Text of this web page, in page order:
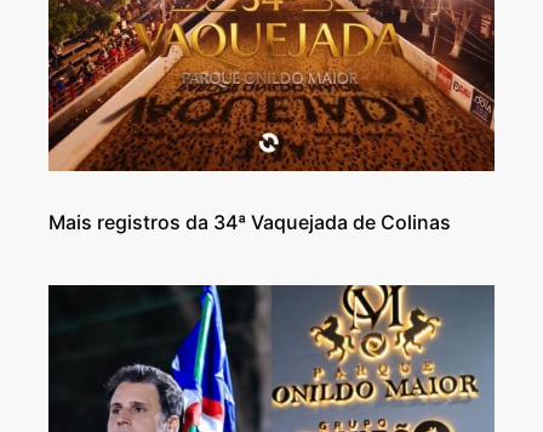
Mais registros da 34ª Vaquejada de Colinas